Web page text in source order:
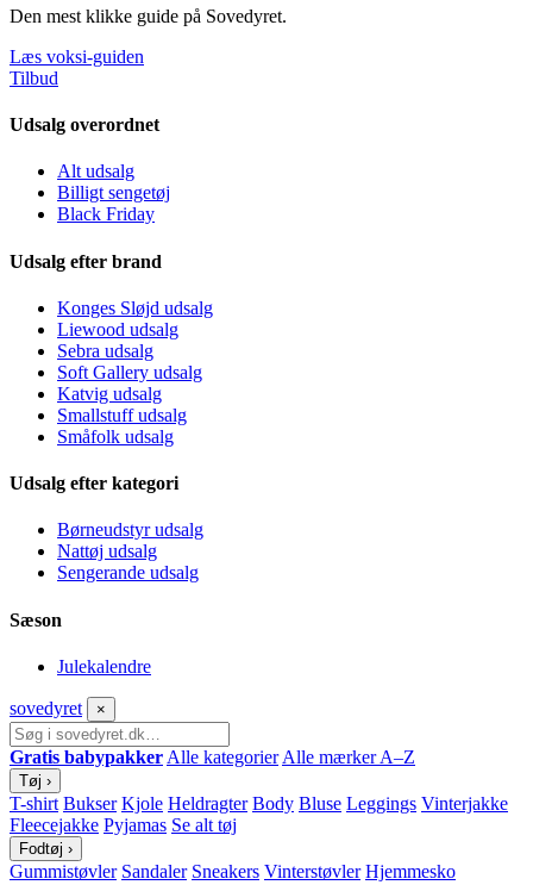
Den mest klikke guide på Sovedyret.
Læs voksi-guiden
Tilbud
Udsalg overordnet
Alt udsalg
Billigt sengetøj
Black Friday
Udsalg efter brand
Konges Sløjd udsalg
Liewood udsalg
Sebra udsalg
Soft Gallery udsalg
Katvig udsalg
Smallstuff udsalg
Småfolk udsalg
Udsalg efter kategori
Børneudstyr udsalg
Nattøj udsalg
Sengerande udsalg
Sæson
Julekalendre
sovedyret ×
Gratis babypakker Alle kategorier Alle mærker A–Z
Tøj ›
T-shirt Bukser Kjole Heldragter Body Bluse Leggings Vinterjakke
Fleecejakke Pyjamas Se alt tøj
Fodtøj ›
Gummistøvler Sandaler Sneakers Vinterstøvler Hjemmesko